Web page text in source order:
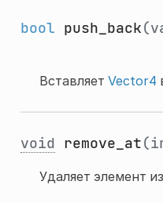
bool push_back
Вставляет Vector4
void remove_at
Удаляет элемент